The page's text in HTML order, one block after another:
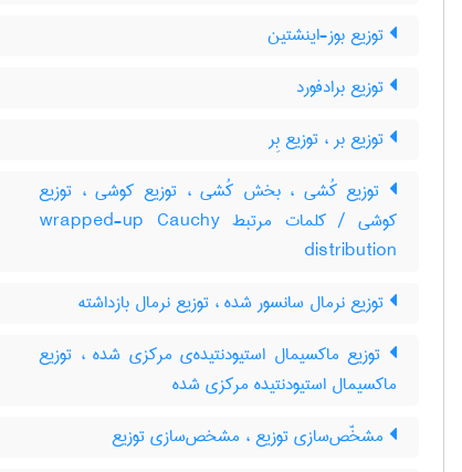
توزیع بوز-اینشتین
توزیع برادفورد
توزیع بر ، توزیع بِر
توزیع کُشی ، بخش کُشی ، توزیع کوشی ، توزیع
کوشی / کلمات مرتبط wrapped-up Cauchy
distribution
توزیع نرمال سانسور شده ، توزیع نرمال بازداشته
توزیع ماکسیمال استیودنتیده‌ی مرکزی شده ، توزیع
ماکسیمال استیودنتیده مرکزی شده
مشخّص‌سازی توزیع ، مشخص‌سازی توزیع